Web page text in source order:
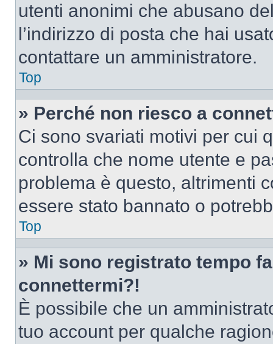
utenti anonimi che abusano
l’indirizzo di posta che hai
contattare un amministratore.
Top
» Perché non riesco a
Ci sono svariati motivi per cui
controlla che nome utente e
problema è questo, altrimenti
essere stato bannato o
Top
» Mi sono registrato tempo
connettermi?!
È possibile che un
tuo account per qualche